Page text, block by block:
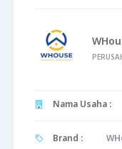
Nama Usaha :
Brand :